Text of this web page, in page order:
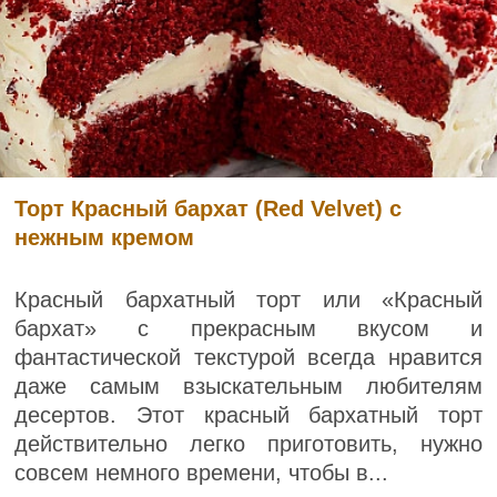
Торт Красный бархат (Red Velvet) с
нежным кремом
Красный бархатный торт или «Красный
бархат» с прекрасным вкусом и
фантастической текстурой всегда нравится
даже самым взыскательным любителям
десертов. Этот красный бархатный торт
действительно легко приготовить, нужно
совсем немного времени, чтобы в...